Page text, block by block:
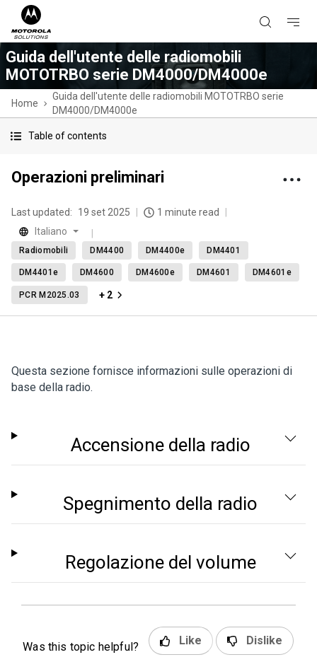
Guida dell'utente delle radiomobili
MOTOTRBO serie DM4000/DM4000e
Home
Guida dell'utente delle radiomobili MOTOTRBO serie
DM4000/DM4000e
Table of contents
Operazioni preliminari
Last updated: 19 set 2025
1 minute read
Italiano
Radiomobili DM4400 DM4400e DM4401
DM4401e DM4600 DM4600e DM4601 DM4601e
PCR M2025.03 + 2
Questa sezione fornisce informazioni sulle operazioni di
base della radio.
Accensione della radio
Spegnimento della radio
Regolazione del volume
Was this topic helpful? Like Dislike